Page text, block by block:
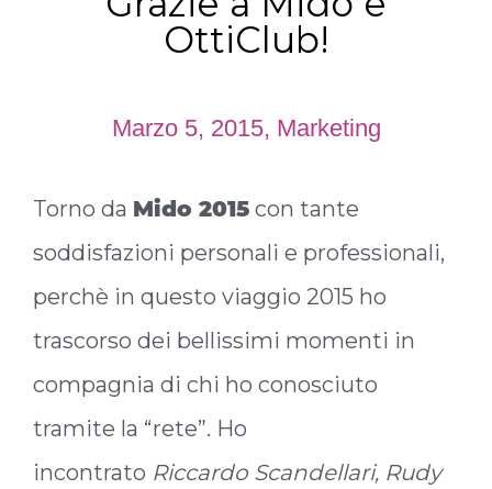
OttiClub!
Marzo 5, 2015, Marketing
Torno da Mido 2015 con tante
soddisfazioni personali e professionali,
perchè in questo viaggio 2015 ho
trascorso dei bellissimi momenti in
compagnia di chi ho conosciuto
tramite la “rete”. Ho
incontrato Riccardo Scandellari, Rudy